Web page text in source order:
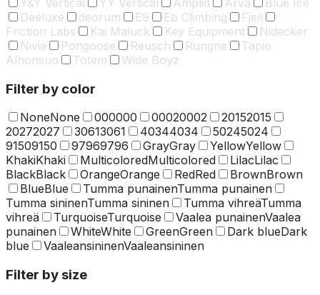
Deeluxe
deorum E9 Eb Climbing
Fjell
Friction Labs
Kai Maluck Key Equipment
Nidecker
Nivia
Pongoose Reusch Rungne
Tapio
Alhonsuo
Totem Wide Boyz
Filter by color
NoneNone 000000 00020002 20152015
20272027 30613061 40344034 50245024
91509150 97969796 GrayGray YellowYellow
KhakiKhaki MulticoloredMulticolored LilacLilac
BlackBlack OrangeOrange RedRed BrownBrown
BlueBlue Tumma punainenTumma punainen
Tumma sininenTumma sininen Tumma vihreäTumma
vihreä
TurquoiseTurquoise Vaalea punainenVaalea
punainen
WhiteWhite GreenGreen Dark blueDark
blue
VaaleansininenVaaleansininen
Filter by size